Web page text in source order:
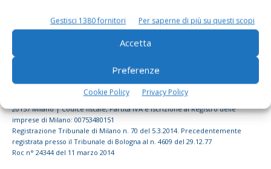
Gestisci 1380 fornitori Per saperne di più su questi scopi
Accetta
Preferenze
Cookie Policy Privacy Policy
© Tecniche Nuove Spa. Tutti i diritti riservati. Sede legale Via Eritrea 21 -
20157 Milano | Codice fiscale, Partita IVA e Iscrizione al Registro delle
imprese di Milano: 00753480151
Registrazione Tribunale di Milano n. 70 del 5.3.2014. Precedentemente
registrata presso il Tribunale di Bologna al n. 4609 del 29.12.77
Roc n° 24344 del 11 marzo 2014